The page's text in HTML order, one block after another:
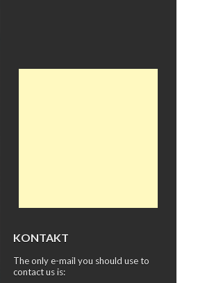
KONTAKT
The only e-mail you should use to
contact us is: